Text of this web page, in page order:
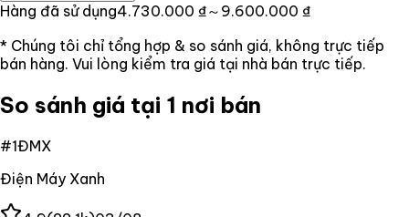
Hàng đã sử dụng4.730.000 ₫～9.600.000 ₫
* Chúng tôi chỉ tổng hợp & so sánh giá, không trực tiếp
bán hàng. Vui lòng kiểm tra giá tại nhà bán trực tiếp.
So sánh giá tại 1 nơi bán
#1ĐMX
Điện Máy Xanh